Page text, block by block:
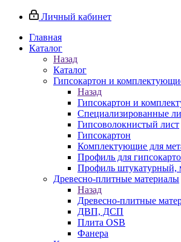
Личный кабинет
Главная
Каталог
Назад
Каталог
Гипсокартон и
Назад
Гипсокартон и
Специализированные
Гипсоволокнистый лист
Гипсокартон
Комплектующие для
Профиль для
Профиль штукатурный,
Древесно-плитные материалы
Назад
Древесно-плитные
ДВП, ДСП
Плита OSB
Фанера